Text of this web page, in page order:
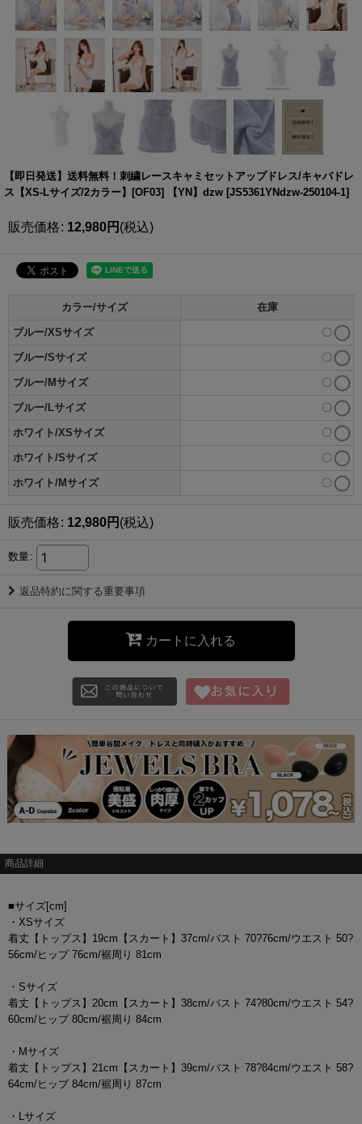
【即日発送】送料無料！刺繍レースキャミセットアップドレス/キャバドレ
ス【XS-Lサイズ/2カラー】[OF03] 【YN】dzw [JS5361YNdzw-250104-1]
販売価格: 12,980円 (税込)
カラー/サイズ 在庫
ブルー/XSサイズ 〇
ブルー/Sサイズ 〇
ブルー/Mサイズ 〇
ブルー/Lサイズ 〇
ホワイト/XSサイズ 〇
ホワイト/Sサイズ 〇
ホワイト/Mサイズ 〇
販売価格: 12,980円 (税込)
数量:
返品特約に関する重要事項
カートに入れる
商品詳細
■サイズ[cm]
・XSサイズ
着丈【トップス】19cm【スカート】37cm/バスト 70?76cm/ウエスト 50?
56cm/ヒップ 76cm/裾周り 81cm
・Sサイズ
着丈【トップス】20cm【スカート】38cm/バスト 74?80cm/ウエスト 54?
60cm/ヒップ 80cm/裾周り 84cm
・Mサイズ
着丈【トップス】21cm【スカート】39cm/バスト 78?84cm/ウエスト 58?
64cm/ヒップ 84cm/裾周り 87cm
・Lサイズ